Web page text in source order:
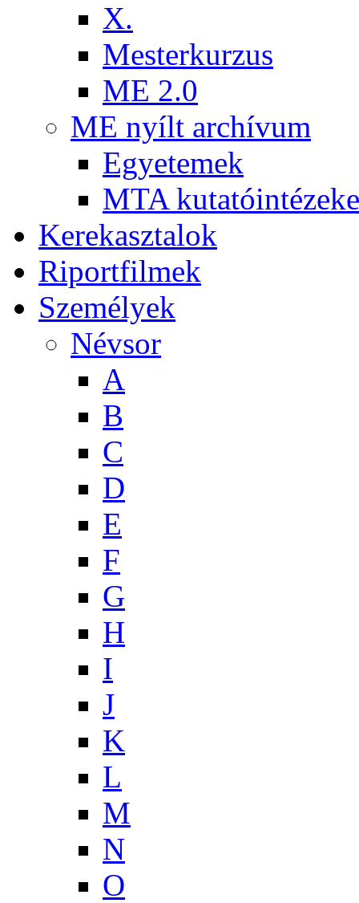
X.
Mesterkurzus
ME 2.0
ME nyílt archívum
Egyetemek
MTA
Kerekasztalok
Riportfilmek
Személyek
Névsor
A
B
C
D
E
F
G
H
I
J
K
L
M
N
O